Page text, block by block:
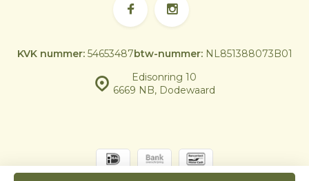
Edisonring 10
6669 NB, Dodewaard
KVK nummer:54653487btw-nummer:NL851388073B01